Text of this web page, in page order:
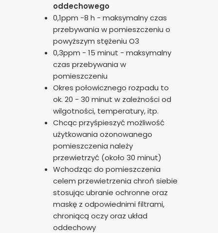
oddechowego
0,1ppm -8 h - maksymalny czas
przebywania w pomieszczeniu o
powyższym stężeniu O3
0,3ppm - 15 minut - maksymalny
czas przebywania w
pomieszczeniu
Okres połowicznego rozpadu to
ok. 20 - 30 minut w zależności od
wilgotności, temperatury, itp.
Chcąc przyśpieszyć możliwość
użytkowania ozonowanego
pomieszczenia należy
przewietrzyć (około 30 minut)
Wchodząc do pomieszczenia
celem przewietrzenia chroń siebie
stosując ubranie ochronne oraz
maskę z odpowiednimi filtrami,
chroniącą oczy oraz układ
oddechowy